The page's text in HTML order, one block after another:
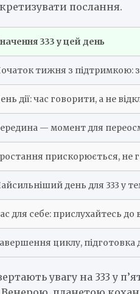
послання.
333 у цей день
тижня з підтримкою:
дії: час говорити, а не
— момент для
прискорюється, не
день для 333 у
для себе: прислухайтесь
циклу, підготовка
увагу на 333 у